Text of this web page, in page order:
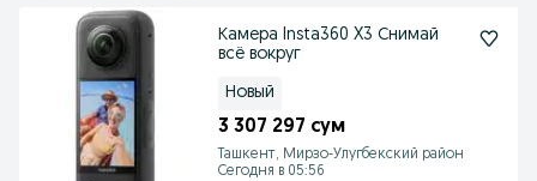
Камера Insta360 X3 Снимай
всё вокруг
Новый
3 307 297 сум
Ташкент, Мирзо-Улугбекский район
Сегодня в 05:56